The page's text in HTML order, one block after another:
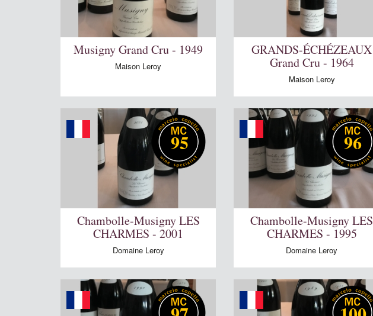
Musigny Grand Cru - 1949
Maison Leroy
GRANDS-ÉCHÉZEAUX
Grand Cru - 1964
Maison Leroy
95
Chambolle-Musigny LES
CHARMES - 2001
Domaine Leroy
96
Chambolle-Musigny LES
CHARMES - 1995
Domaine Leroy